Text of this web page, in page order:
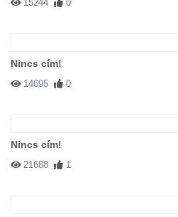
15244 0
Nincs cím!
14695 0
Nincs cím!
21688 1